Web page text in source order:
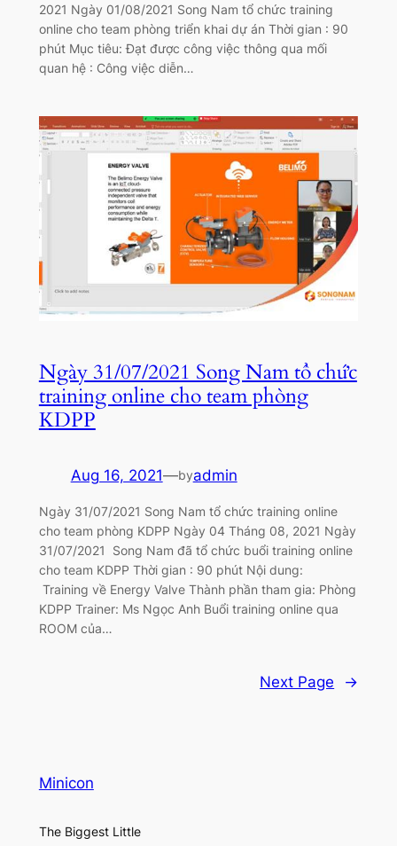
2021 Ngày 01/08/2021 Song Nam tổ chức training
online cho team phòng triển khai dự án Thời gian : 90
phút Mục tiêu: Đạt được công việc thông qua mối
quan hệ : Công việc diễn…
Ngày 31/07/2021 Song Nam tổ chức
training online cho team phòng
KDPP
Aug 16, 2021—byadmin
Ngày 31/07/2021 Song Nam tổ chức training online
cho team phòng KDPP Ngày 04 Tháng 08, 2021 Ngày
31/07/2021 Song Nam đã tổ chức buổi training online
cho team KDPP Thời gian : 90 phút Nội dung:
Training về Energy Valve Thành phần tham gia: Phòng
KDPP Trainer: Ms Ngọc Anh Buổi training online qua
ROOM của…
Next Page →
Minicon
The Biggest Little